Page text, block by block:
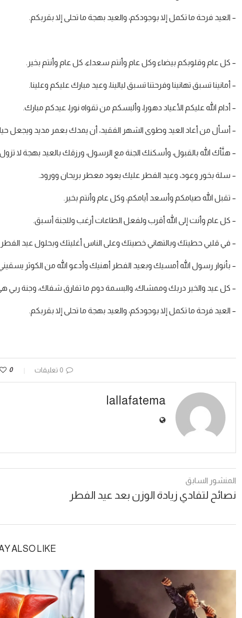
– العيد فرحة ما تكمل إلا بوجودكم، والعيد بهجة ما تحلى إلا بقربكم.
– كل عام وقلوبكم بيضاء وكل عام وأنتم سعداء، كل عام وأنتم بخير.
– أمانينا تسبق تهانينا وفرحتنا تسبق ليالينا، وعيد مبارك عليكم وعلينا.
– أدام الله عليكم الأعياد دهورا، وألبسكم من تقواه نورا، عيدكم مبارك.
– أسأل من أعاد العيد وطوى الشهر الفقيد، أن يمدك بعمر مديد ويجعل
– هنَّأك الله بالقبول، وأسكنك الجنة مع الرسول، ورزقك بالعيد بهجة لا
– سلة بخور وعود، وعيد الفطر عليك يعود معطر بريحان وورود.
– تقبل الله صيامكم وأسعد أيامكم، وكل عام وأنتم بخير.
– كل عام وأنت إلى الله أقرب ولفعل الطاعات أرغب وللجنة أسبق.
– في قلبي حطيتك وبالتهاني خصيتك وعلى الناس أغليتك وبحلول عيد
– بأنوار رسول الله أمسيك وبعيد الفطر أهنيك وأدعو الله من الكوثر
– كل عيد والخير دربك وممشاك، والبسمة دوم ما تفارق شفاك، وجنة ربي
– العيد فرحة ما تكمل إلا بوجودكم، والعيد بهجة ما تحلى إلا بقربكم.
0 تعليقات 0
lallafatema
المنشور السابق
نصائح لتفادي زيادة الوزن بعد عيد الفطر
ALSO LIKE